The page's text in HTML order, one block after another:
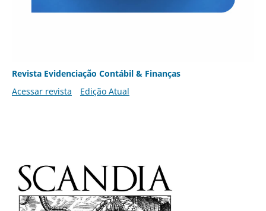
Revista Evidenciação Contábil & Finanças
Acessar revista
Edição Atual